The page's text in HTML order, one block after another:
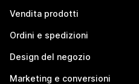
Vendita prodotti
Ordini e spedizioni
Design del negozio
Marketing e conversioni